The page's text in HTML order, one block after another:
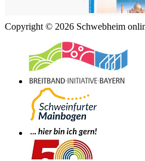
Copyright © 2026 Schwebheim